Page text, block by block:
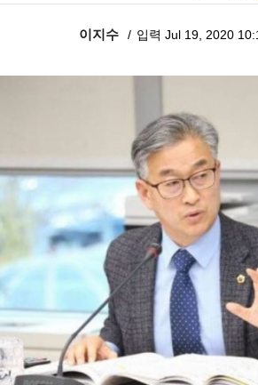
이지수 입력 Jul 19, 2020